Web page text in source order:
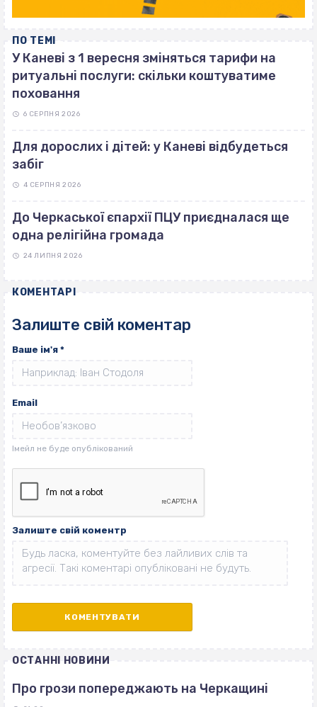
ПО ТЕМІ
У Каневі з 1 вересня зміняться тарифи на
ритуальні послуги: скільки коштуватиме
поховання
6 СЕРПНЯ 2026
Для дорослих і дітей: у Каневі відбудеться
забіг
4 СЕРПНЯ 2026
До Черкаської єпархії ПЦУ приєдналася ще
одна релігійна громада
24 ЛИПНЯ 2026
КОМЕНТАРІ
Залиште свій коментар
Ваше ім'я *
Email
Залиште свій коментр
ОСТАННІ НОВИНИ
Про грози попереджають на Черкащині